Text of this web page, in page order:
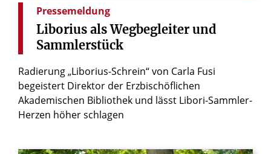
Pressemeldung
Liborius als Wegbegleiter und
Sammlerstück
Radierung „Liborius-Schrein“ von Carla Fusi
begeistert Direktor der Erzbischöflichen
Akademischen Bibliothek und lässt Libori-Sammler-
Herzen höher schlagen